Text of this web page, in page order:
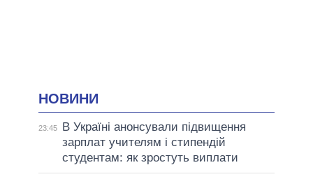
НОВИНИ
23:45
В Україні анонсували підвищення
зарплат учителям і стипендій
студентам: як зростуть виплати